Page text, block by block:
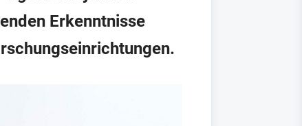
Erkenntnisse